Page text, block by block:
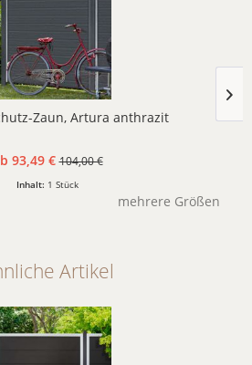
Zaun, Artura anthrazit
93,49 € 104,00 €
Inhalt: 1 Stück
mehrere Größen
Artikel